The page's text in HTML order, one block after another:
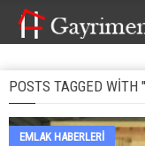
POSTS TAGGED WITH
EMLAK HABERLERI